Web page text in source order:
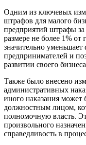
Одним из ключевых
штрафов для малого
предприятий штрафы за
размере не более 1% от
значительно
предпринимателей и
развитии своего
Также было внесено
административных
иного наказания может
должностным лицом,
полномочную власть.
произвольного
справедливость в